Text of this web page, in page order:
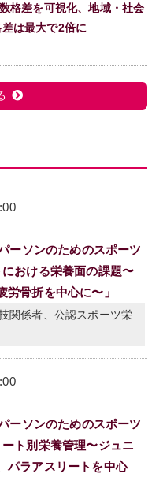
格差を可視化、地域・社会
は最大で2倍に
ーソンのためのスポーツ
おける栄養面の課題〜
骨折を中心に〜」
関係者、公認スポーツ栄
ーソンのためのスポーツ
ト別栄養管理〜ジュニ
パラアスリートを中心